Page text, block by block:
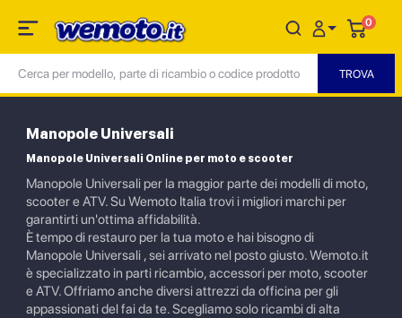
0
Manopole Universali
Manopole Universali Online per moto e scooter
Manopole Universali per la maggior parte dei modelli di moto,
scooter e ATV. Su Wemoto Italia trovi i migliori marchi per
garantirti un'ottima affidabilità.
È tempo di restauro per la tua moto e hai bisogno di
Manopole Universali , sei arrivato nel posto giusto. Wemoto.it
è specializzato in parti ricambio, accessori per moto, scooter
e ATV. Offriamo anche diversi attrezzi da officina per gli
appassionati del fai da te. Scegliamo solo ricambi di alta